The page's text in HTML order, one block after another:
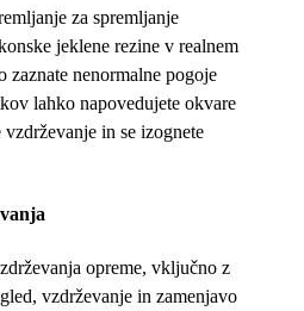
za spremljanje
jeklene rezine v realnem
zaznate nenormalne pogoje
lahko napovedujete okvare
in se izognete
opreme, vključno z
vzdrževanje in zamenjavo